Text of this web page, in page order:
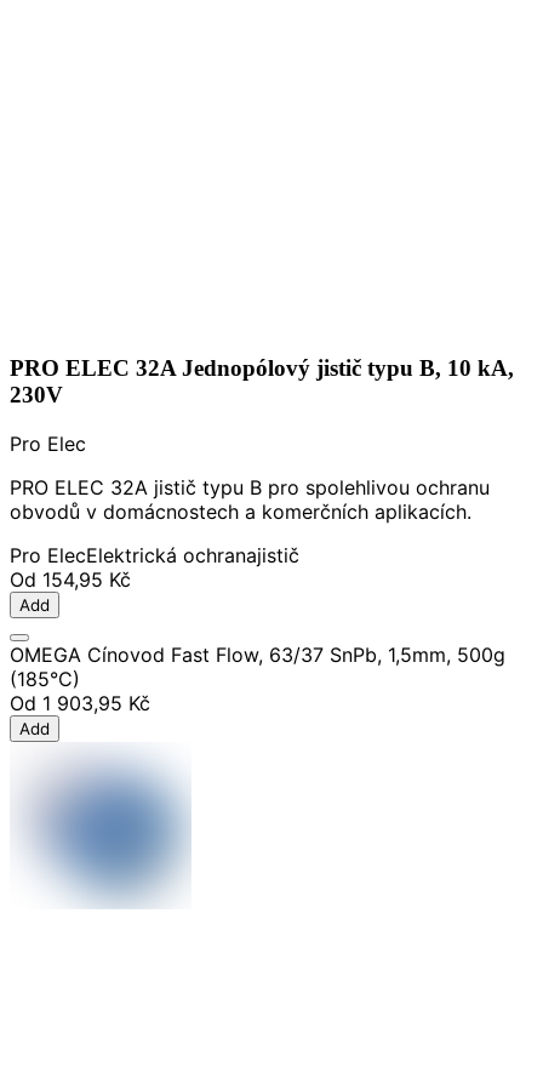
PRO ELEC 32A Jednopólový jistič typu B, 10 kA,
230V
Pro Elec
PRO ELEC 32A jistič typu B pro spolehlivou ochranu
obvodů v domácnostech a komerčních aplikacích.
Pro ElecElektrická ochranajistič
Od 154,95 Kč
Add
OMEGA Cínovod Fast Flow, 63/37 SnPb, 1,5mm, 500g
(185°C)
Od 1 903,95 Kč
Add